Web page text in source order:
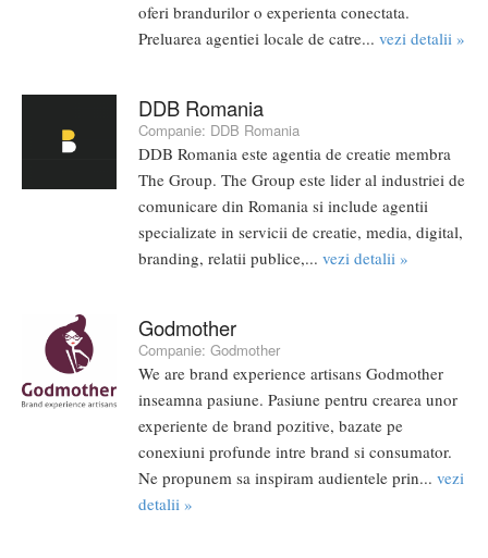
oferi brandurilor o experienta conectata.
Preluarea agentiei locale de catre... vezi detalii »
DDB Romania
Companie: DDB Romania
DDB Romania este agentia de creatie membra
The Group. The Group este lider al industriei de
comunicare din Romania si include agentii
specializate in servicii de creatie, media, digital,
branding, relatii publice,... vezi detalii »
Godmother
Companie: Godmother
We are brand experience artisans Godmother
inseamna pasiune. Pasiune pentru crearea unor
experiente de brand pozitive, bazate pe
conexiuni profunde intre brand si consumator.
Ne propunem sa inspiram audientele prin... vezi
detalii »